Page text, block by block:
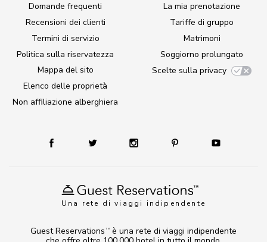
Una rete di viaggi indipendente
Domande frequenti
Recensioni dei clienti
Termini di servizio
Politica sulla riservatezza
Mappa del sito
Elenco delle proprietà
Non affiliazione alberghiera
La mia prenotazione
Tariffe di gruppo
Matrimoni
Soggiorno prolungato
Scelte sulla privacy
Guest Reservations TM
è una rete di viaggi indipendente